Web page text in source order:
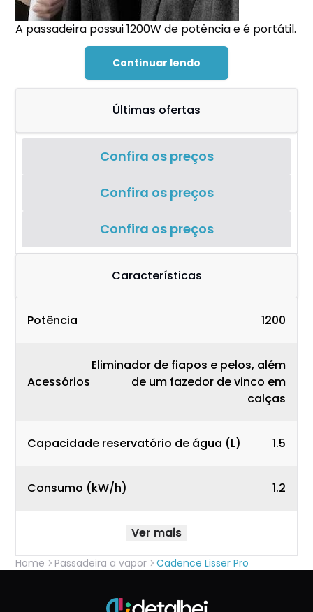
A passadeira possui 1200W de potência e é portátil.
Continuar lendo
Últimas ofertas
Confira os preços
Confira os preços
Confira os preços
Características
Potência 1200
Acessórios
Eliminador de fiapos e pelos, além
de um fazedor de vinco em
calças
Capacidade reservatório de água (L) 1.5
Consumo (kW/h) 1.2
Ver mais
Home Passadeira a vapor Cadence Lisser Pro